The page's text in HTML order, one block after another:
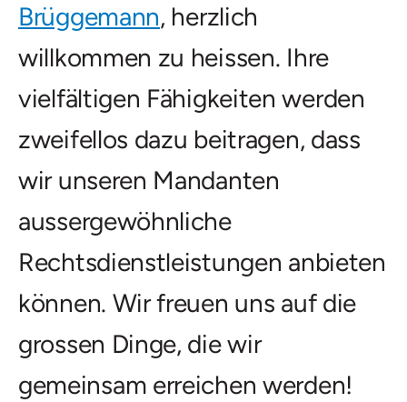
Brüggemann, herzlich
willkommen zu heissen. Ihre
vielfältigen Fähigkeiten werden
zweifellos dazu beitragen, dass
wir unseren Mandanten
aussergewöhnliche
Rechtsdienstleistungen anbieten
können. Wir freuen uns auf die
grossen Dinge, die wir
gemeinsam erreichen werden!